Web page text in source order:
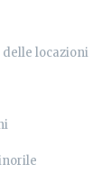
locazioni